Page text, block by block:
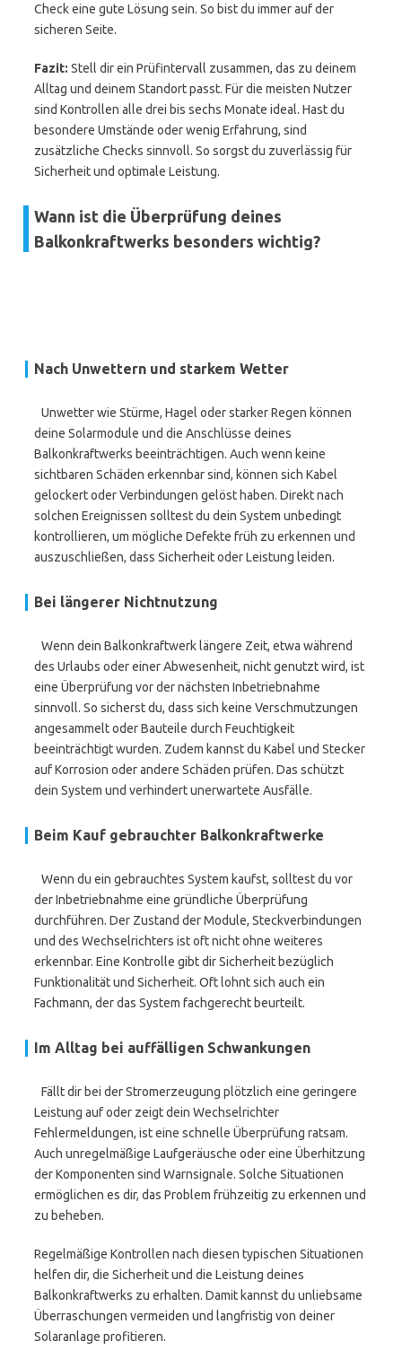
Check eine gute Lösung sein. So bist du immer auf der
sicheren Seite.
Fazit: Stell dir ein Prüfintervall zusammen, das zu deinem
Alltag und deinem Standort passt. Für die meisten Nutzer
sind Kontrollen alle drei bis sechs Monate ideal. Hast du
besondere Umstände oder wenig Erfahrung, sind
zusätzliche Checks sinnvoll. So sorgst du zuverlässig für
Sicherheit und optimale Leistung.
Wann ist die Überprüfung deines
Balkonkraftwerks besonders wichtig?
Nach Unwettern und starkem Wetter
Unwetter wie Stürme, Hagel oder starker Regen können
deine Solarmodule und die Anschlüsse deines
Balkonkraftwerks beeinträchtigen. Auch wenn keine
sichtbaren Schäden erkennbar sind, können sich Kabel
gelockert oder Verbindungen gelöst haben. Direkt nach
solchen Ereignissen solltest du dein System unbedingt
kontrollieren, um mögliche Defekte früh zu erkennen und
auszuschließen, dass Sicherheit oder Leistung leiden.
Bei längerer Nichtnutzung
Wenn dein Balkonkraftwerk längere Zeit, etwa während
des Urlaubs oder einer Abwesenheit, nicht genutzt wird, ist
eine Überprüfung vor der nächsten Inbetriebnahme
sinnvoll. So sicherst du, dass sich keine Verschmutzungen
angesammelt oder Bauteile durch Feuchtigkeit
beeinträchtigt wurden. Zudem kannst du Kabel und Stecker
auf Korrosion oder andere Schäden prüfen. Das schützt
dein System und verhindert unerwartete Ausfälle.
Beim Kauf gebrauchter Balkonkraftwerke
Wenn du ein gebrauchtes System kaufst, solltest du vor
der Inbetriebnahme eine gründliche Überprüfung
durchführen. Der Zustand der Module, Steckverbindungen
und des Wechselrichters ist oft nicht ohne weiteres
erkennbar. Eine Kontrolle gibt dir Sicherheit bezüglich
Funktionalität und Sicherheit. Oft lohnt sich auch ein
Fachmann, der das System fachgerecht beurteilt.
Im Alltag bei auffälligen Schwankungen
Fällt dir bei der Stromerzeugung plötzlich eine geringere
Leistung auf oder zeigt dein Wechselrichter
Fehlermeldungen, ist eine schnelle Überprüfung ratsam.
Auch unregelmäßige Laufgeräusche oder eine Überhitzung
der Komponenten sind Warnsignale. Solche Situationen
ermöglichen es dir, das Problem frühzeitig zu erkennen und
zu beheben.
Regelmäßige Kontrollen nach diesen typischen Situationen
helfen dir, die Sicherheit und die Leistung deines
Balkonkraftwerks zu erhalten. Damit kannst du unliebsame
Überraschungen vermeiden und langfristig von deiner
Solaranlage profitieren.